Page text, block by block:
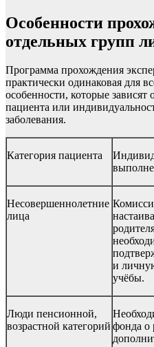
Особенности
отдельных групп
Программа прохождения
практически одинаковая для
особенности, которые зависят
пациента или
заболевания.
Категория пациента
Несовершеннолетние
лица
и
учёбы.
Люди пенсионной,
возрастной категорий фонда о